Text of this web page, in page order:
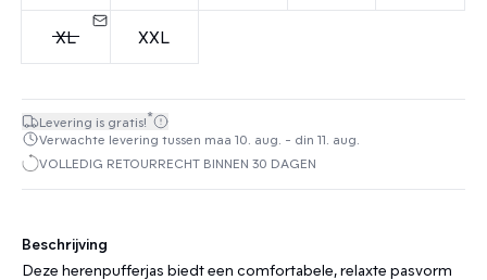
XL XXL
Levering is gratis!*
Verwachte levering tussen maa 10. aug. - din 11. aug.
VOLLEDIG RETOURRECHT BINNEN 30 DAGEN
Beschrijving
Deze herenpufferjas biedt een comfortabele, relaxte pasvorm